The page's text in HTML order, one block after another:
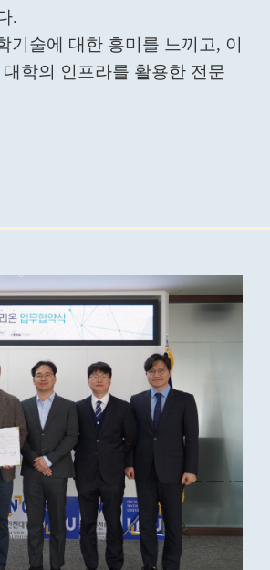
.
기술에 대한 흥미를 느끼고, 이
학의 인프라를 활용한 전문